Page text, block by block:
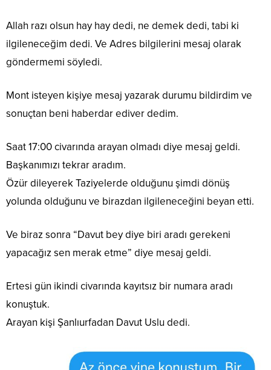
Allah razı olsun hay hay dedi, ne demek dedi, tabi ki
ilgileneceğim dedi. Ve Adres bilgilerini mesaj olarak
göndermemi söyledi.
Mont isteyen kişiye mesaj yazarak durumu bildirdim ve
sonuçtan beni haberdar ediver dedim.
Saat 17:00 civarında arayan olmadı diye mesaj geldi.
Başkanımızı tekrar aradım.
Özür dileyerek Taziyelerde olduğunu şimdi dönüş
yolunda olduğunu ve birazdan ilgileneceğini beyan etti.
Ve biraz sonra “Davut bey diye biri aradı gerekeni
yapacağız sen merak etme” diye mesaj geldi.
Ertesi gün ikindi civarında kayıtsız bir numara aradı
konuştuk.
Arayan kişi Şanlıurfadan Davut Uslu dedi.